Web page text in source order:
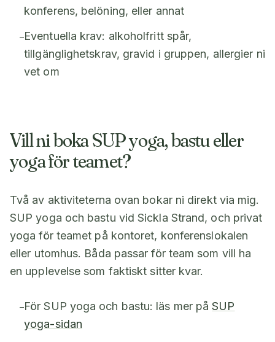
konferens, belöning, eller annat
–Eventuella krav: alkoholfritt spår,
tillgänglighetskrav, gravid i gruppen, allergier ni
vet om
Vill ni boka SUP yoga, bastu eller
yoga för teamet?
Två av aktiviteterna ovan bokar ni direkt via mig.
SUP yoga och bastu vid Sickla Strand, och privat
yoga för teamet på kontoret, konferenslokalen
eller utomhus. Båda passar för team som vill ha
en upplevelse som faktiskt sitter kvar.
–För SUP yoga och bastu: läs mer påSUP
yoga-sidan